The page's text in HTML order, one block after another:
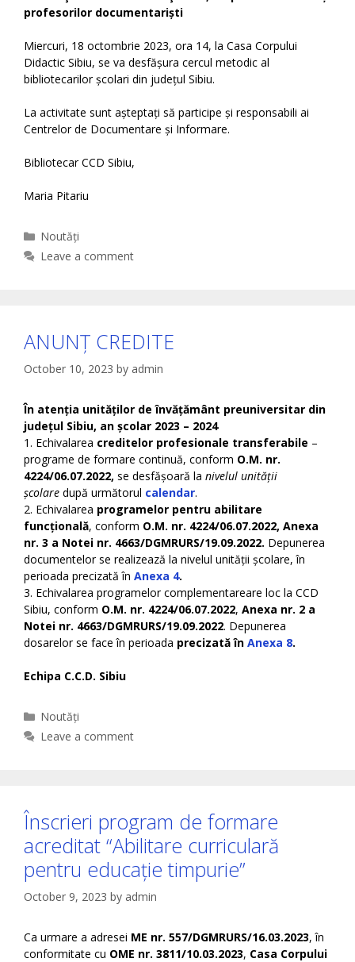
profesorilor documentariști
Miercuri, 18 octombrie 2023, ora 14, la Casa Corpului
Didactic Sibiu, se va desfășura cercul metodic al
bibliotecarilor școlari din județul Sibiu.
La activitate sunt așteptați să participe și responsabili ai
Centrelor de Documentare și Informare.
Bibliotecar CCD Sibiu,
Maria Pitariu
Categories
Noutăți
Leave a comment
ANUNȚ CREDITE
October 10, 2023 by admin
În atenția unităților de învățământ preuniversitar din
județul Sibiu, an școlar 2023 – 2024
1. Echivalarea creditelor profesionale transferabile –
programe de formare continuă, conform O.M. nr.
4224/06.07.2022, se desfășoară la nivelul unității
școlare după următorul calendar.
2. Echivalarea programelor pentru abilitare
funcțională, conform O.M. nr. 4224/06.07.2022, Anexa
nr. 3 a Notei nr. 4663/DGMRURS/19.09.2022. Depunerea
documentelor se realizează la nivelul unității școlare, în
perioada precizată în Anexa 4.
3. Echivalarea programelor complementareare loc la CCD
Sibiu, conform O.M. nr. 4224/06.07.2022, Anexa nr. 2 a
Notei nr. 4663/DGMRURS/19.09.2022. Depunerea
dosarelor se face în perioada precizată în Anexa 8.
Echipa C.C.D. Sibiu
Categories
Noutăți
Leave a comment
Înscrieri program de formare
acreditat “Abilitare curriculară
pentru educație timpurie”
October 9, 2023 by admin
Ca urmare a adresei ME nr. 557/DGMRURS/16.03.2023, în
conformitate cu OME nr. 3811/10.03.2023, Casa Corpului